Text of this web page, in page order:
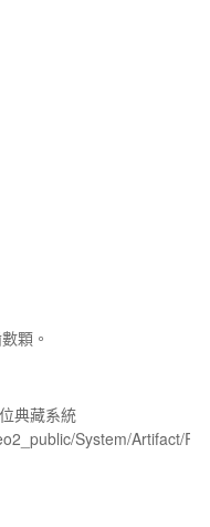
顆。
典藏系統
System/Artifact/